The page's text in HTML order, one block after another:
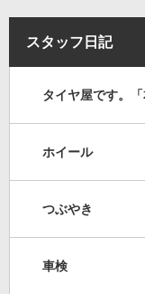
スタッフ日記
タイヤ屋です。
ホイール
つぶやき
車検